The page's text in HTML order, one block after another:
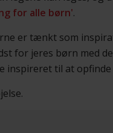
for alle børn'.
er tænkt som
for jeres børn med
inspireret til at